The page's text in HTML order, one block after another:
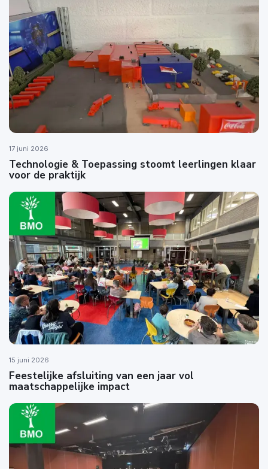
17 juni 2026
Technologie & Toepassing stoomt leerlingen klaar
voor de praktijk
15 juni 2026
Feestelijke afsluiting van een jaar vol
maatschappelijke impact